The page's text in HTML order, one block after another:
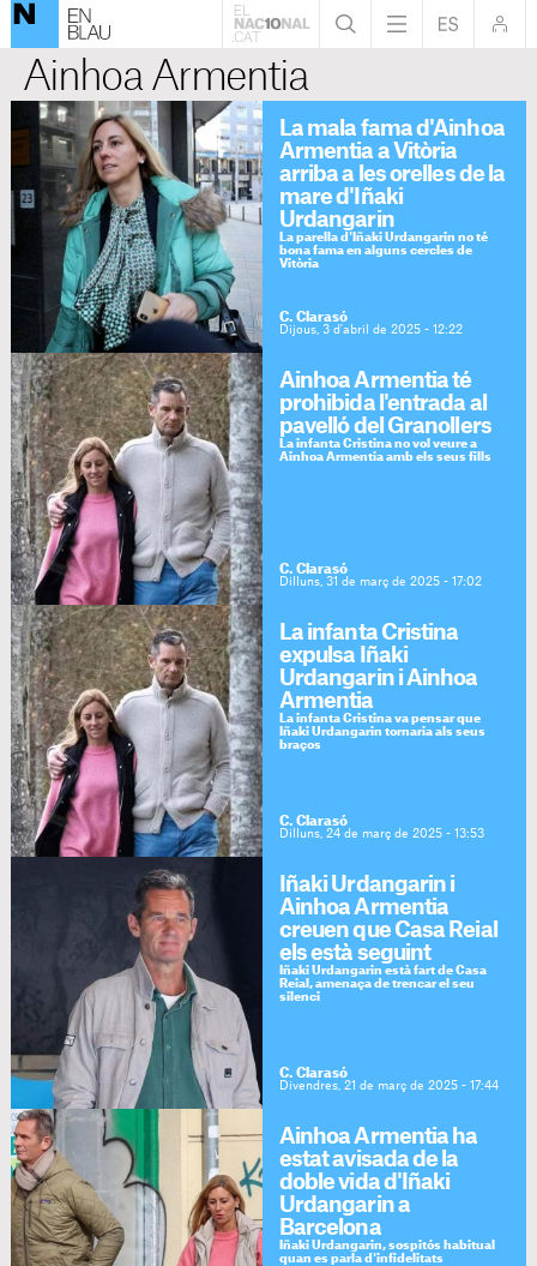
Ainhoa Armentia
La mala fama d'Ainhoa
Armentia a Vitòria
arriba a les orelles de la
mare d'Iñaki
Urdangarin
La parella d'Iñaki Urdangarin no té
bona fama en alguns cercles de
Vitòria
C. Clarasó
Dijous, 3 d'abril de 2025 - 12:22
Ainhoa Armentia té
prohibida l'entrada al
pavelló del Granollers
La infanta Cristina no vol veure a
Ainhoa Armentia amb els seus fills
C. Clarasó
Dilluns, 31 de març de 2025 - 17:02
La infanta Cristina
expulsa Iñaki
Urdangarin i Ainhoa
Armentia
La infanta Cristina va pensar que
Iñaki Urdangarin tornaria als seus
braços
C. Clarasó
Dilluns, 24 de març de 2025 - 13:53
Iñaki Urdangarin i
Ainhoa Armentia
creuen que Casa Reial
els està seguint
Iñaki Urdangarin està fart de Casa
Reial, amenaça de trencar el seu
silenci
C. Clarasó
Divendres, 21 de març de 2025 - 17:44
Ainhoa Armentia ha
estat avisada de la
doble vida d'Iñaki
Urdangarin a
Barcelona
Iñaki Urdangarin, sospitós habitual
quan es parla d'infidelitats